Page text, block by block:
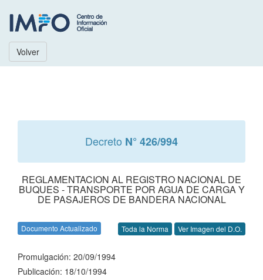
Volver
Decreto N° 426/994
REGLAMENTACION AL REGISTRO NACIONAL DE
BUQUES - TRANSPORTE POR AGUA DE CARGA Y
DE PASAJEROS DE BANDERA NACIONAL
Documento Actualizado Toda la Norma Ver Imagen del D.O.
Promulgación: 20/09/1994
Publicación: 18/10/1994